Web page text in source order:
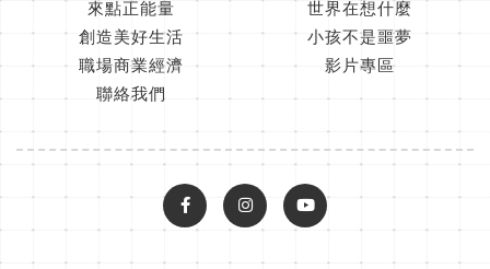
來點正能量
世界在想什麼
創造美好生活
小孩不是噩夢
職場商業經濟
影片專區
聯絡我們